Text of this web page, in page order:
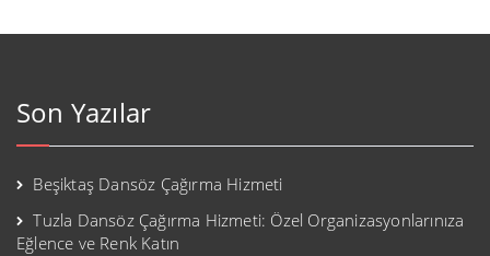
Son Yazılar
Beşiktaş Dansöz Çağırma Hizmeti
Tuzla Dansöz Çağırma Hizmeti: Özel Organizasyonlarınıza
Eğlence ve Renk Katın